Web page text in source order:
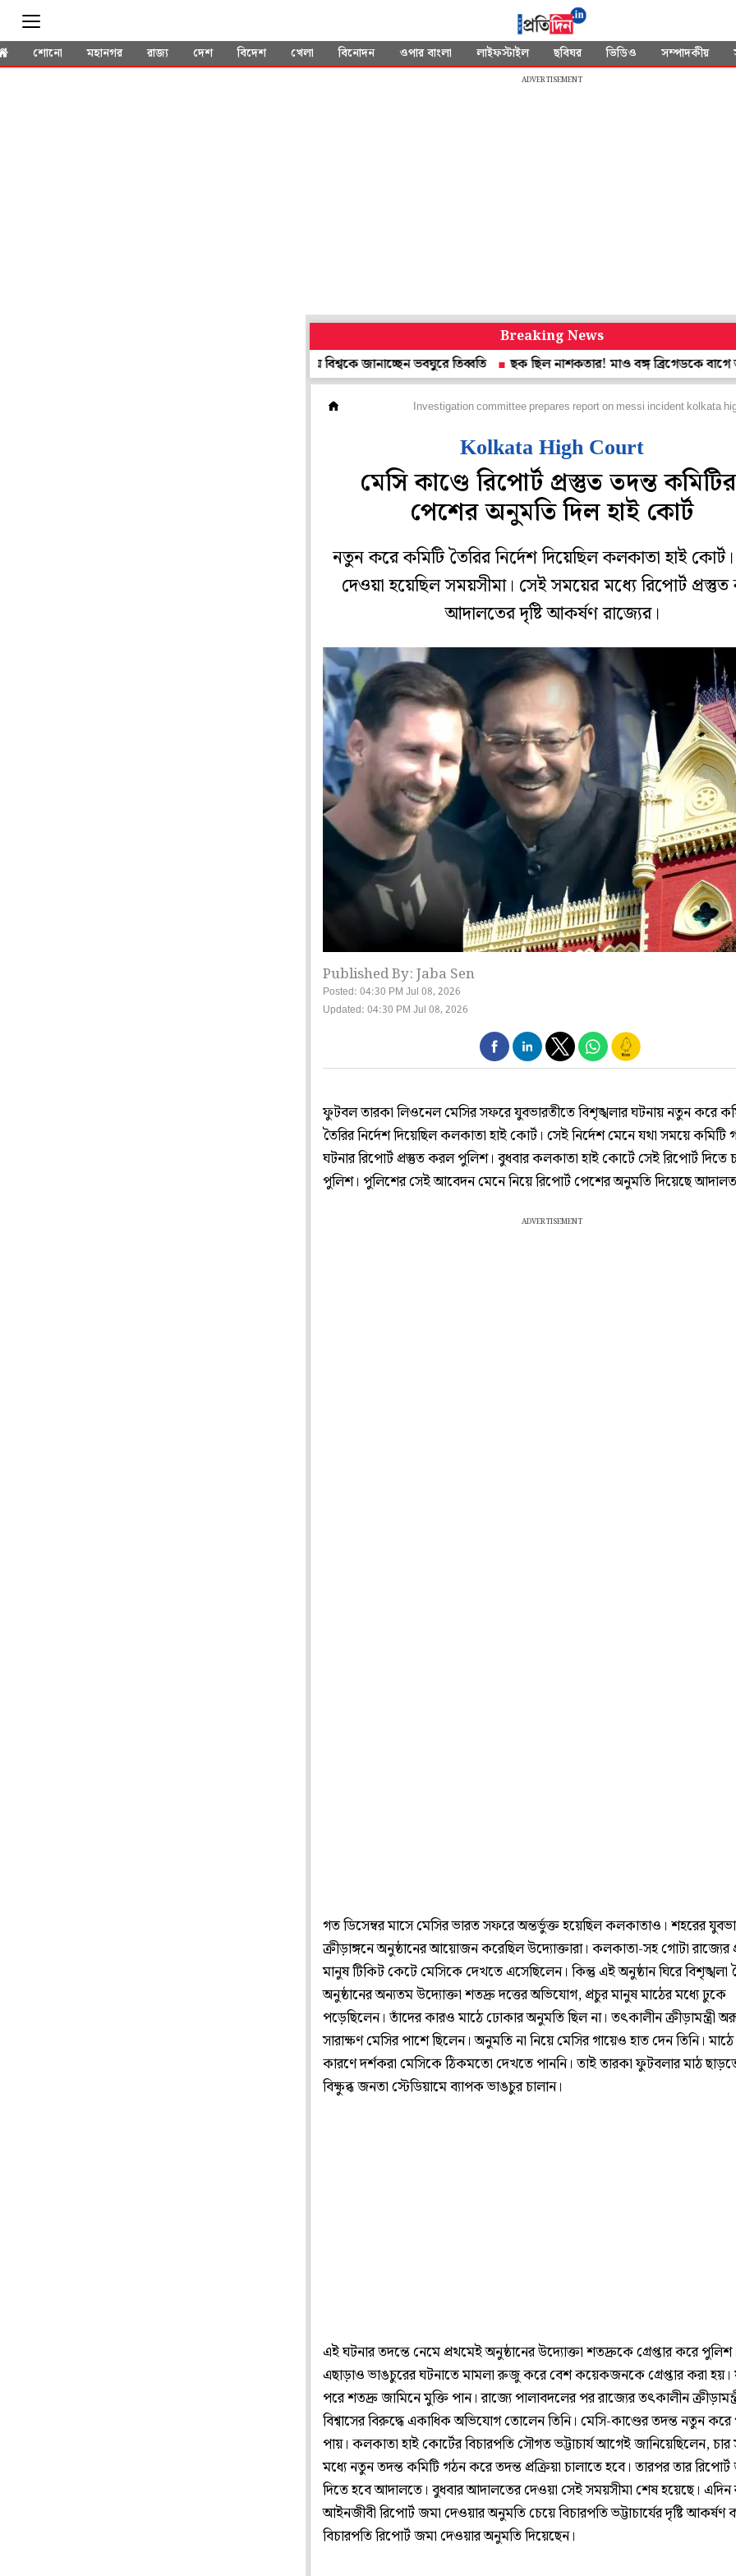
শোনো মহানগর রাজ্য দেশ বিদেশ খেলা বিনোদন ওপার বাংলা লাইফস্টাইল ছবিঘর ভিডিও সম্পাদকীয়
ADVERTISEMENT
Breaking News
শিকড় 'পুড়িয়ে' দিচ্ছে চিন! বাড়ি থেকে পালিয়ে বিশ্বকে জানাচ্ছেন ভবঘুরে তিব্বতি
ছক ছিল নাশকতার! মাও বঙ্গ ব্রিগেডকে বাগে আনতে
Investigation committee prepares report on messi incident kolkata
Kolkata High Court
মেসি কাণ্ডে রিপোর্ট প্রস্তুত তদন্ত
পেশের অনুমতি দিল হাই কোর্ট
নতুন করে কমিটি তৈরির নির্দেশ দিয়েছিল কলকাতা হাই
দেওয়া হয়েছিল সময়সীমা। সেই সময়ের মধ্যে রিপোর্ট
আদালতের দৃষ্টি আকর্ষণ রাজ্যের।
Published By: Jaba Sen
Posted: 04:30 PM Jul 08, 2026
Updated: 04:30 PM Jul 08, 2026
ফুটবল তারকা লিওনেল মেসির সফরে যুবভারতীতে বিশৃঙ্খলার ঘটনায় নতুন করে
তৈরির নির্দেশ দিয়েছিল কলকাতা হাই কোর্ট। সেই নির্দেশ মেনে যথা সময়ে কমিটি
ঘটনার রিপোর্ট প্রস্তুত করল পুলিশ। বুধবার কলকাতা হাই কোর্টে সেই রিপোর্ট দিতে
পুলিশ। পুলিশের সেই আবেদন মেনে নিয়ে রিপোর্ট পেশের অনুমতি দিয়েছে
ADVERTISEMENT
গত ডিসেম্বর মাসে মেসির ভারত সফরে অন্তর্ভুক্ত হয়েছিল কলকাতাও। শহরের
ক্রীড়াঙ্গনে অনুষ্ঠানের আয়োজন করেছিল উদ্যোক্তারা। কলকাতা-সহ গোটা রাজ্যের
মানুষ টিকিট কেটে মেসিকে দেখতে এসেছিলেন। কিন্তু এই অনুষ্ঠান ঘিরে বিশৃঙ্খলা
অনুষ্ঠানের অন্যতম উদ্যোক্তা শতদ্রু দত্তের অভিযোগ, প্রচুর মানুষ মাঠের মধ্যে ঢুকে
পড়েছিলেন। তাঁদের কারও মাঠে ঢোকার অনুমতি ছিল না। তৎকালীন ক্রীড়ামন্ত্রী
সারাক্ষণ মেসির পাশে ছিলেন। অনুমতি না নিয়ে মেসির গায়েও হাত দেন তিনি।
কারণে দর্শকরা মেসিকে ঠিকমতো দেখতে পাননি। তাই তারকা ফুটবলার মাঠ
বিক্ষুব্ধ জনতা স্টেডিয়ামে ব্যাপক ভাঙচুর চালান।
এই ঘটনার তদন্তে নেমে প্রথমেই অনুষ্ঠানের উদ্যোক্তা শতদ্রুকে গ্রেপ্তার করে পুলিশ।
এছাড়াও ভাঙচুরের ঘটনাতে মামলা রুজু করে বেশ কয়েকজনকে গ্রেপ্তার করা হয়।
পরে শতদ্রু জামিনে মুক্তি পান। রাজ্যে পালাবদলের পর রাজ্যের তৎকালীন
বিশ্বাসের বিরুদ্ধে একাধিক অভিযোগ তোলেন তিনি। মেসি-কাণ্ডের তদন্ত নতুন করে
পায়। কলকাতা হাই কোর্টের বিচারপতি সৌগত ভট্টাচার্য আগেই জানিয়েছিলেন, চার
মধ্যে নতুন তদন্ত কমিটি গঠন করে তদন্ত প্রক্রিয়া চালাতে হবে। তারপর তার
দিতে হবে আদালতে। বুধবার আদালতের দেওয়া সেই সময়সীমা শেষ হয়েছে। এদিন
আইনজীবী রিপোর্ট জমা দেওয়ার অনুমতি চেয়ে বিচারপতি ভট্টাচার্যের দৃষ্টি আকর্ষণ
বিচারপতি রিপোর্ট জমা দেওয়ার অনুমতি দিয়েছেন।